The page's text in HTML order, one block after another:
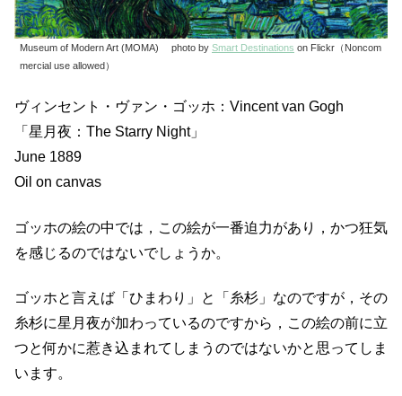
Museum of Modern Art (MOMA) photo by Smart Destinations on Flickr（Noncom
mercial use allowed）
ヴィンセント・ヴァン・ゴッホ：Vincent van Gogh
「星月夜：The Starry Night」
June 1889
Oil on canvas
ゴッホの絵の中では，この絵が一番迫力があり，かつ狂気
を感じるのではないでしょうか。
ゴッホと言えば「ひまわり」と「糸杉」なのですが，その
糸杉に星月夜が加わっているのですから，この絵の前に立
つと何かに惹き込まれてしまうのではないかと思ってしま
います。